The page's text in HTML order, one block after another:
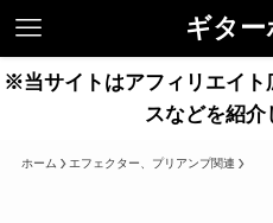
ギタ
※当サイトはアフィリエイト
スなどを紹介
ホーム エフェクター、プリアンプ関連